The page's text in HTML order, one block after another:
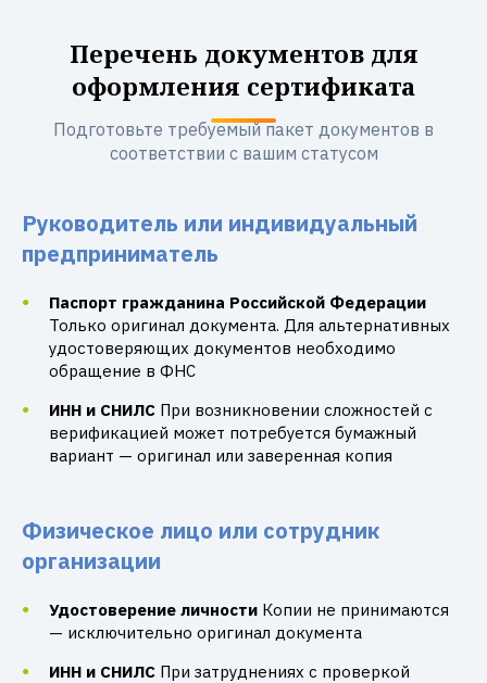
Перечень документов для
оформления сертификата
Подготовьте требуемый пакет документов в
соответствии с вашим статусом
Руководитель или индивидуальный
предприниматель
Паспорт гражданина Российской Федерации
Только оригинал документа. Для альтернативных
удостоверяющих документов необходимо
обращение в ФНС
ИНН и СНИЛС При возникновении сложностей с
верификацией может потребуется бумажный
вариант — оригинал или заверенная копия
Физическое лицо или сотрудник
организации
Удостоверение личности Копии не принимаются
— исключительно оригинал документа
ИНН и СНИЛС При затруднениях с проверкой